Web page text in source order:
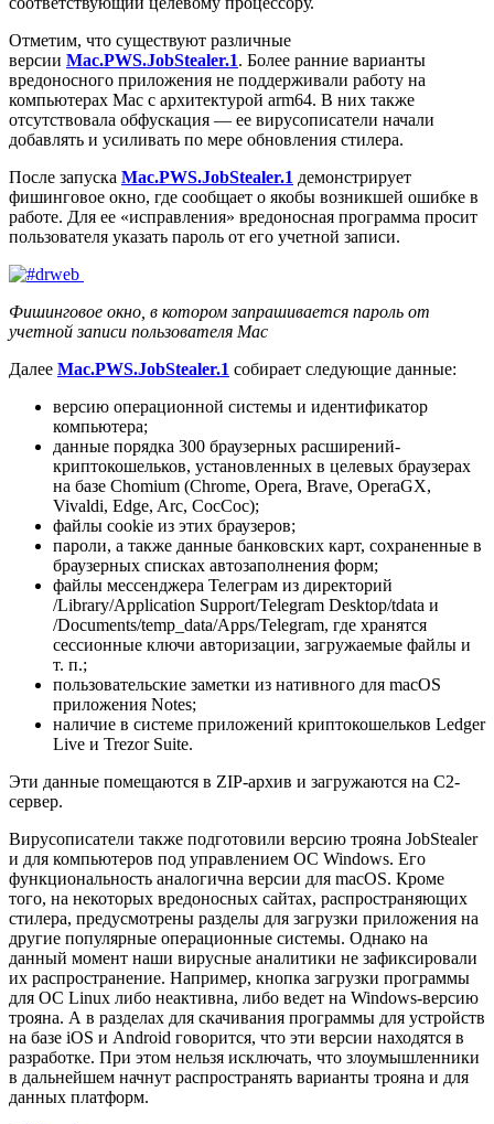
Отметим, что существуют различные
версии Mac.PWS.JobStealer.1. Более ранние варианты
вредоносного приложения не поддерживали работу на
компьютерах Mac с архитектурой arm64. В них также
отсутствовала обфускация — ее вирусописатели начали
добавлять и усиливать по мере обновления стилера.
После запуска Mac.PWS.JobStealer.1 демонстрирует
фишинговое окно, где сообщает о якобы возникшей ошибке в
работе. Для ее «исправления» вредоносная программа просит
пользователя указать пароль от его учетной записи.
Фишинговое окно, в котором запрашивается пароль от
учетной записи пользователя Mac
Далее Mac.PWS.JobStealer.1 собирает следующие данные:
версию операционной системы и идентификатор
компьютера;
данные порядка 300 браузерных расширений-
криптокошельков, установленных в целевых браузерах
на базе Chomium (Chrome, Opera, Brave, OperaGX,
Vivaldi, Edge, Arc, CocCoc);
файлы cookie из этих браузеров;
пароли, а также данные банковских карт, сохраненные в
браузерных списках автозаполнения форм;
файлы мессенджера Телеграм из директорий
/Library/Application Support/Telegram Desktop/tdata и
/Documents/temp_data/Apps/Telegram, где хранятся
сессионные ключи авторизации, загружаемые файлы и
т. п.;
пользовательские заметки из нативного для macOS
приложения Notes;
наличие в системе приложений криптокошельков Ledger
Live и Trezor Suite.
Эти данные помещаются в ZIP-архив и загружаются на C2-
сервер.
Вирусописатели также подготовили версию трояна JobStealer
и для компьютеров под управлением ОС Windows. Его
функциональность аналогична версии для macOS. Кроме
того, на некоторых вредоносных сайтах, распространяющих
стилера, предусмотрены разделы для загрузки приложения на
другие популярные операционные системы. Однако на
данный момент наши вирусные аналитики не зафиксировали
их распространение. Например, кнопка загрузки программы
для ОС Linux либо неактивна, либо ведет на Windows-версию
трояна. А в разделах для скачивания программы для устройств
на базе iOS и Android говорится, что эти версии находятся в
разработке. При этом нельзя исключать, что злоумышленники
в дальнейшем начнут распространять варианты трояна и для
данных платформ.